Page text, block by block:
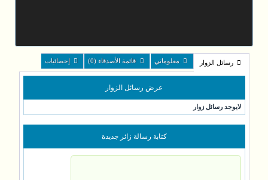
رسائل الزوار معلوماتي قائمة الأصدقاء (0) إحصائيات
عرض رسائل الزوار
لايوجد رسائل زوار
كتابة رسالة زائر جديدة